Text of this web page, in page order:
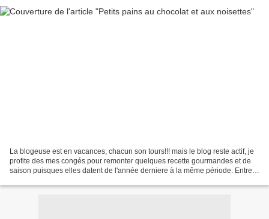
La blogeuse est en vacances, chacun son tours!!! mais le blog reste actif, je
profite des mes congés pour remonter quelques recette gourmandes et de
saison puisques elles datent de l'année derniere à la même période. Entrez